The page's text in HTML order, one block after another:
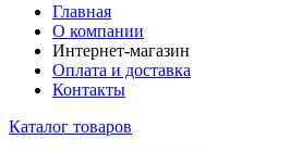
Главная
О компании
Интернет-магазин
Оплата и доставка
Контакты
Каталог товаров